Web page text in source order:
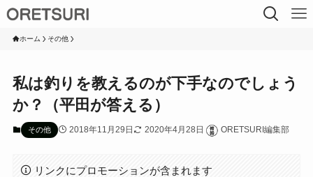
ホーム その他
私は釣りを教えるのが下手なのでしょう
か？（平田が答える）
その他 2018年11月29日 2020年4月28日 ORETSURI編集部
リンクにプロモーションが含まれます